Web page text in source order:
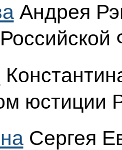
Андрея
юстиции
Сергея